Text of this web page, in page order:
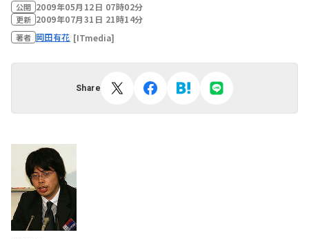
公開 2009年05月12日 07時02分
更新 2009年07月31日 21時14分
著者 岡田有花 [ITmedia]
Share